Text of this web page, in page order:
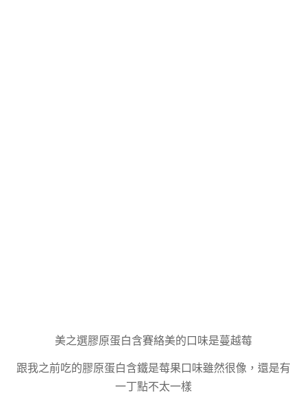
美之選膠原蛋白含賽絡美的口味是蔓越莓
跟我之前吃的膠原蛋白含鐵是莓果口味雖然很像，還是有
一丁點不太一樣